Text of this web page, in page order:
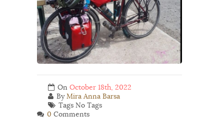
On October 18th, 2022
ByMira Anna Barsa
Tags No Tags
0 Comments